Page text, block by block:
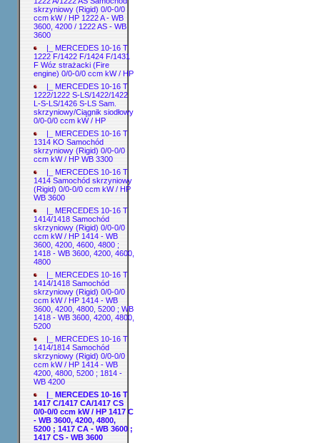
skrzyniowy (Rigid) 0/0-0/0
ccm kW / HP 1222 A - WB
3600, 4200 / 1222 AS - WB
3600
|_ MERCEDES 10-16 T
1222 F/1422 F/1424 F/1431
F Wóz strażacki (Fire
engine) 0/0-0/0 ccm kW / HP
|_ MERCEDES 10-16 T
1222/1222 S-LS/1422/1422
L-S-LS/1426 S-LS Sam.
skrzyniowy/Ciągnik siodłowy
0/0-0/0 ccm kW / HP
|_ MERCEDES 10-16 T
1314 KO Samochód
skrzyniowy (Rigid) 0/0-0/0
ccm kW / HP WB 3300
|_ MERCEDES 10-16 T
1414 Samochód skrzyniowy
(Rigid) 0/0-0/0 ccm kW / HP
WB 3600
|_ MERCEDES 10-16 T
1414/1418 Samochód
skrzyniowy (Rigid) 0/0-0/0
ccm kW / HP 1414 - WB
3600, 4200, 4600, 4800 ;
1418 - WB 3600, 4200, 4600,
4800
|_ MERCEDES 10-16 T
1414/1418 Samochód
skrzyniowy (Rigid) 0/0-0/0
ccm kW / HP 1414 - WB
3600, 4200, 4800, 5200 ; WB
1418 - WB 3600, 4200, 4800,
5200
|_ MERCEDES 10-16 T
1414/1814 Samochód
skrzyniowy (Rigid) 0/0-0/0
ccm kW / HP 1414 - WB
4200, 4800, 5200 ; 1814 -
WB 4200
|_ MERCEDES 10-16 T
1417 C/1417 CA/1417 CS
0/0-0/0 ccm kW / HP 1417 C
- WB 3600, 4200, 4800,
5200 ; 1417 CA - WB 3600 ;
1417 CS - WB 3600